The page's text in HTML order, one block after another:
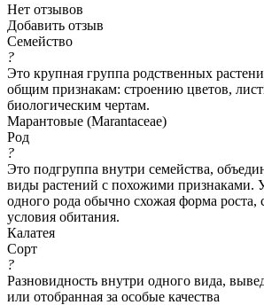
Нет отзывов
Добавить отзыв
Семейство
?
Это крупная группа родственных
общим признакам: строению цветов,
биологическим чертам.
Марантовые (Marantaceae)
Род
?
Это подгруппа внутри семейства,
виды растений с похожими признаками.
одного рода обычно схожая форма роста,
условия обитания.
Калатея
Сорт
?
Разновидность внутри одного вида,
или отобранная за особые качества